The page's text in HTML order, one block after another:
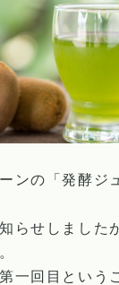
ンの「発酵ジ
らせしました
一回目という